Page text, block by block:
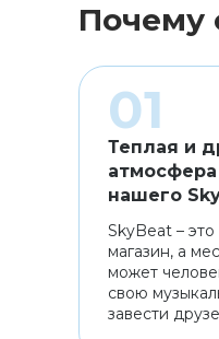
Почему
Теплая и
атмосфера
нашего
SkyBeat –
магазин, а
может
свою
завести